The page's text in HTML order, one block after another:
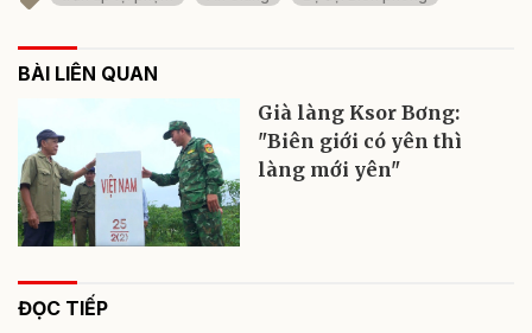
BÀI LIÊN QUAN
Già làng Ksor Bơng:
"Biên giới có yên thì
làng mới yên"
ĐỌC TIẾP